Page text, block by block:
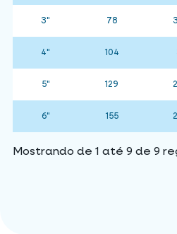
3" 78
4" 104
5" 129
6" 155
Mostrando de 1 até 9 de 9